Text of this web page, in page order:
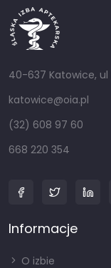
40-637 Katowice, ul
katowice@oia.pl
(32) 608 97 60
668 220 354
Informacje
O izbie